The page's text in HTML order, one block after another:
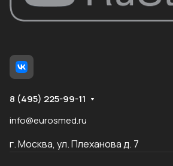
8 (495) 225-99-11
info@eurosmed.ru
г. Москва, ул. Плеханова д. 7